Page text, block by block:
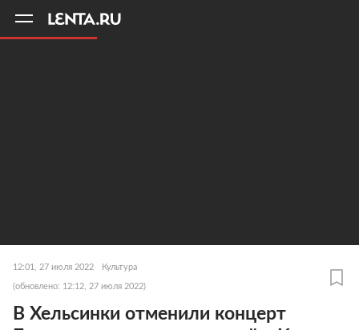
12:01, 27 июля 2022 Культура
(обновлено: 12:12, 27 июля 2022)
В Хельсинки отменили концерт